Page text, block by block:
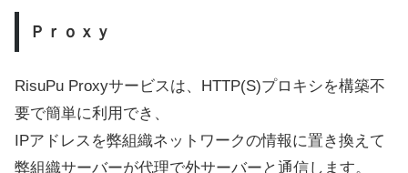
Ｐｒｏｘｙ
RisuPu Proxyサービスは、HTTP(S)プロキシを構築不
要で簡単に利用でき、
IPアドレスを弊組織ネットワークの情報に置き換えて
弊組織サーバーが代理で外サーバーと通信します。